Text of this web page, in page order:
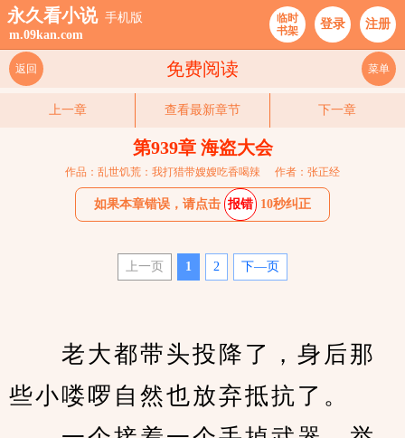
永久看小说 手机版
m.09kan.com
临时
书架
登录 注册
免费阅读
返回 菜单
上一章 查看最新章节 下一章
第939章 海盗大会
作品：乱世饥荒：我打猎带嫂嫂吃香喝辣 作者：张正经
如果本章错误，请点击 报错 10秒纠正
上一页 1 2 下—页
老大都带头投降了，身后那
些小喽啰自然也放弃抵抗了。